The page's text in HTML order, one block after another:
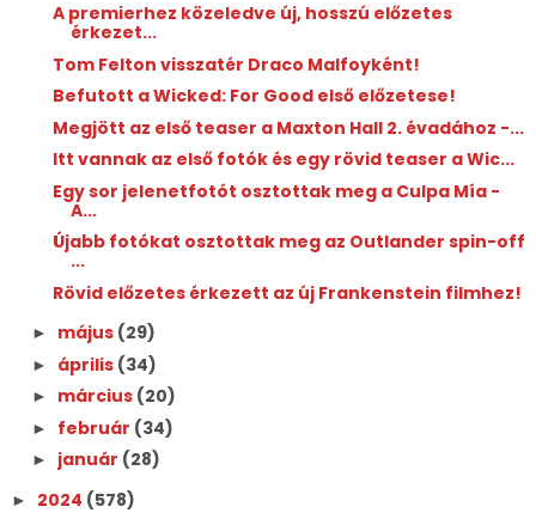
A premierhez közeledve új, hosszú előzetes
érkezet...
Tom Felton visszatér Draco Malfoyként!
Befutott a Wicked: For Good első előzetese!
Megjött az első teaser a Maxton Hall 2. évadához -...
Itt vannak az első fotók és egy rövid teaser a Wic...
Egy sor jelenetfotót osztottak meg a Culpa Mía -
A...
Újabb fotókat osztottak meg az Outlander spin-off
...
Rövid előzetes érkezett az új Frankenstein filmhez!
► május (29)
► április (34)
► március (20)
► február (34)
► január (28)
► 2024 (578)